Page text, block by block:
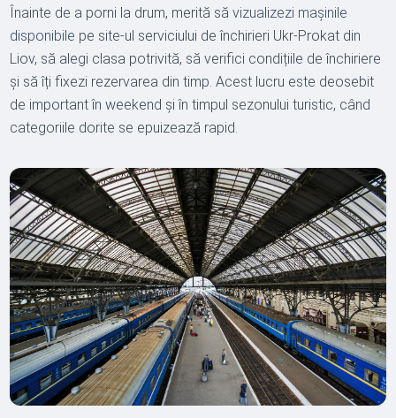
Înainte de a porni la drum, merită săvizualizezi mașinile
disponibile pe site-ul serviciului de închirieri Ukr-Prokat din
Liov, să alegi clasa potrivită, să verifici condițiile de închiriere
și să îți fixezi rezervarea din timp. Acest lucru este deosebit
de important în weekend și în timpul sezonului turistic, când
categoriile dorite se epuizează rapid.